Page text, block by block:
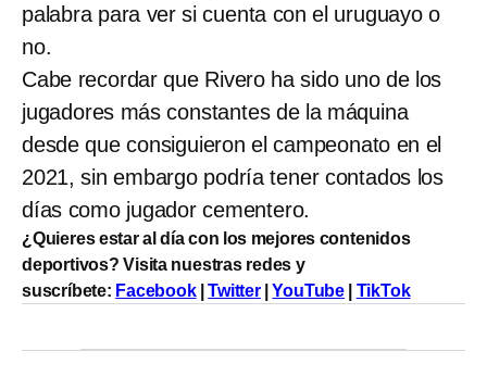
palabra para ver si cuenta con el uruguayo o
no.
Cabe recordar que Rivero ha sido uno de los
jugadores más constantes de la máquina
desde que consiguieron el campeonato en el
2021, sin embargo podría tener contados los
días como jugador cementero.
¿Quieres estar al día con los mejores contenidos
deportivos? Visita nuestras redes y
suscríbete: Facebook|Twitter|YouTube TikTok